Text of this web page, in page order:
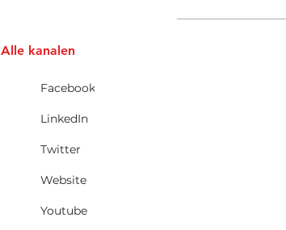
Alle kanalen
Facebook
LinkedIn
Twitter
Website
Youtube